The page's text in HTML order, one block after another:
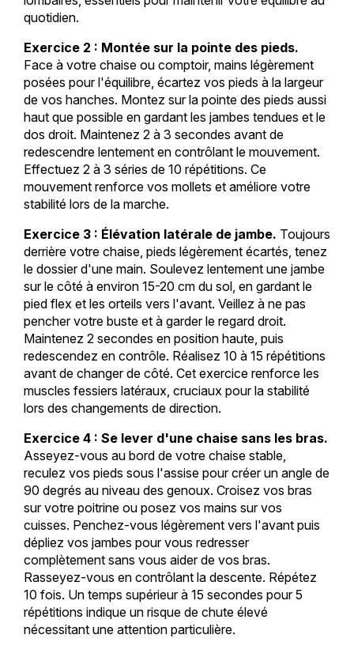
quotidien.
Exercice 2 : Montée sur la pointe des pieds.
Face à votre chaise ou comptoir, mains légèrement
posées pour l'équilibre, écartez vos pieds à la largeur
de vos hanches. Montez sur la pointe des pieds aussi
haut que possible en gardant les jambes tendues et le
dos droit. Maintenez 2 à 3 secondes avant de
redescendre lentement en contrôlant le mouvement.
Effectuez 2 à 3 séries de 10 répétitions. Ce
mouvement renforce vos mollets et améliore votre
stabilité lors de la marche.
Exercice 3 : Élévation latérale de jambe. Toujours
derrière votre chaise, pieds légèrement écartés, tenez
le dossier d'une main. Soulevez lentement une jambe
sur le côté à environ 15-20 cm du sol, en gardant le
pied flex et les orteils vers l'avant. Veillez à ne pas
pencher votre buste et à garder le regard droit.
Maintenez 2 secondes en position haute, puis
redescendez en contrôle. Réalisez 10 à 15 répétitions
avant de changer de côté. Cet exercice renforce les
muscles fessiers latéraux, cruciaux pour la stabilité
lors des changements de direction.
Exercice 4 : Se lever d'une chaise sans les bras.
Asseyez-vous au bord de votre chaise stable,
reculez vos pieds sous l'assise pour créer un angle de
90 degrés au niveau des genoux. Croisez vos bras
sur votre poitrine ou posez vos mains sur vos
cuisses. Penchez-vous légèrement vers l'avant puis
dépliez vos jambes pour vous redresser
complètement sans vous aider de vos bras.
Rasseyez-vous en contrôlant la descente. Répétez
10 fois. Un temps supérieur à 15 secondes pour 5
répétitions indique un risque de chute élevé
nécessitant une attention particulière.